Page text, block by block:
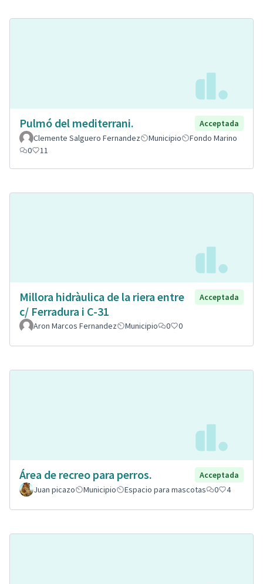
Pulmó del mediterrani.
Acceptada
Clemente Salguero Fernandez
Municipio
Fondo Marino
0
11
Millora hidràulica de la riera entre
c/ Ferradura i C-31
Acceptada
Aron Marcos Fernandez Municipio 0 0
Área de recreo para perros.
Acceptada
Juan picazo
Municipio Espacio para mascotas 0 4